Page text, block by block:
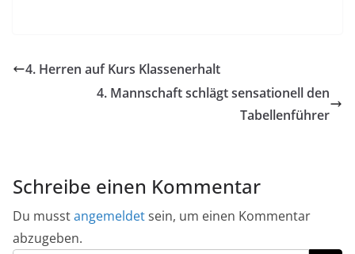
4. Herren auf Kurs Klassenerhalt
4. Mannschaft schlägt sensationell den
Tabellenführer
Schreibe einen Kommentar
Du musstangemeldetsein, um einen Kommentar
abzugeben.